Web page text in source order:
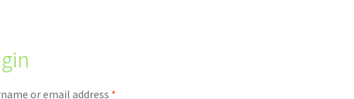
or email address *